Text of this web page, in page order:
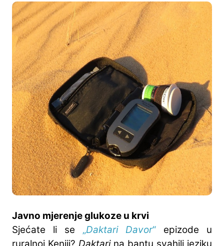
Javno mjerenje glukoze u krvi
Sjećate li se „Daktari Davor“ epizode u